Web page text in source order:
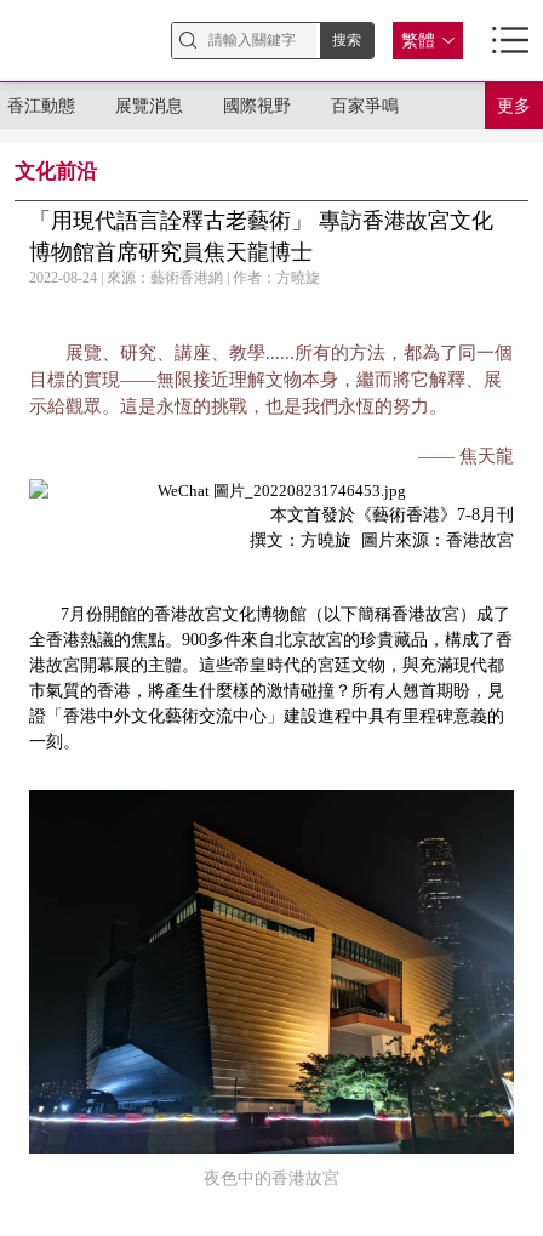
繁體
香江動態 展覽消息 國際視野 百家爭鳴 更多
文化前沿
「用現代語言詮釋古老藝術」 專訪香港故宮文化
博物館首席研究員焦天龍博士
2022-08-24 | 來源：藝術香港網 | 作者：方曉旋
展覽、研究、講座、教學......所有的方法，都為了同一個
目標的實現——無限接近理解文物本身，繼而將它解釋、展
示給觀眾。這是永恆的挑戰，也是我們永恆的努力。
—— 焦天龍
本文首發於《藝術香港》7-8月刊
撰文：方曉旋 圖片來源：香港故宮
7月份開館的香港故宮文化博物館（以下簡稱香港故宮）成了
全香港熱議的焦點。900多件來自北京故宮的珍貴藏品，構成了香
港故宮開幕展的主體。這些帝皇時代的宮廷文物，與充滿現代都
市氣質的香港，將產生什麼樣的激情碰撞？所有人翹首期盼，見
證「香港中外文化藝術交流中心」建設進程中具有里程碑意義的
一刻。
夜色中的香港故宮